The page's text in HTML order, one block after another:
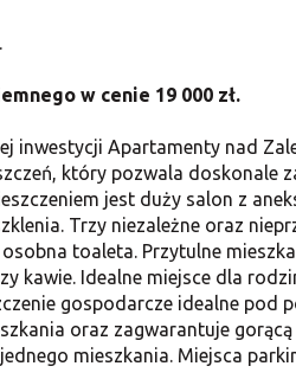
.
w cenie 19 000 zł.
inwestycji Apartamenty nad
który pozwala doskonale
jest duży salon z
Trzy niezależne oraz
toaleta. Przytulne
kawie. Idealne miejsce dla
gospodarcze idealne pod
oraz zagwarantuje gorącą
mieszkania. Miejsca